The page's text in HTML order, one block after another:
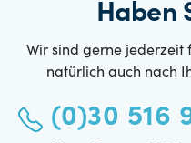
Haben
Wir sind gerne jederzeit
natürlich auch nach
(0)30 516